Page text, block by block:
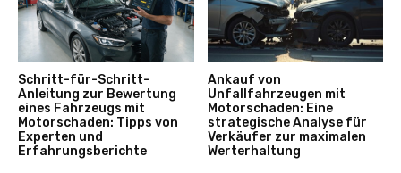
Schritt-für-Schritt-
Anleitung zur Bewertung
eines Fahrzeugs mit
Motorschaden: Tipps von
Experten und
Erfahrungsberichte
Ankauf von
Unfallfahrzeugen mit
Motorschaden: Eine
strategische Analyse für
Verkäufer zur maximalen
Werterhaltung